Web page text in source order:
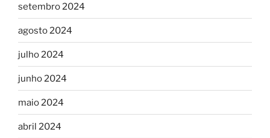
setembro 2024
agosto 2024
julho 2024
junho 2024
maio 2024
abril 2024